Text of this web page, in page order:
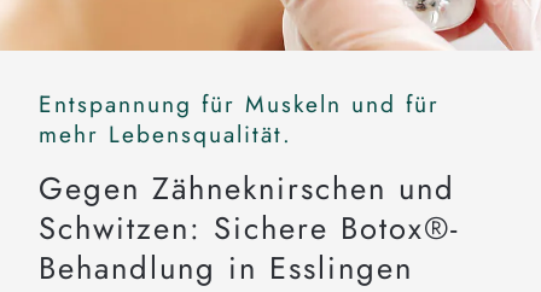
Entspannung für Muskeln und für
mehr Lebensqualität.
Gegen Zähneknirschen und
Schwitzen: Sichere Botox®-
Behandlung in Esslingen